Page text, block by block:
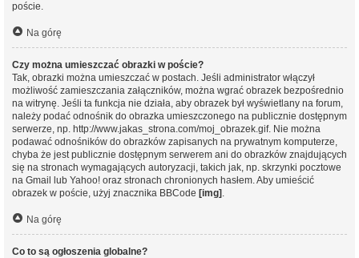
poście.
Na górę
Czy można umieszczać obrazki w poście?
Tak, obrazki można umieszczać w postach. Jeśli administrator włączył
możliwość zamieszczania załączników, można wgrać obrazek bezpośrednio
na witrynę. Jeśli ta funkcja nie działa, aby obrazek był wyświetlany na forum,
należy podać odnośnik do obrazka umieszczonego na publicznie dostępnym
serwerze, np. http://www.jakas_strona.com/moj_obrazek.gif. Nie można
podawać odnośników do obrazków zapisanych na prywatnym komputerze,
chyba że jest publicznie dostępnym serwerem ani do obrazków znajdujących
się na stronach wymagających autoryzacji, takich jak, np. skrzynki pocztowe
na Gmail lub Yahoo! oraz stronach chronionych hasłem. Aby umieścić
obrazek w poście, użyj znacznika BBCode [img] .
Na górę
Co to są ogłoszenia globalne?